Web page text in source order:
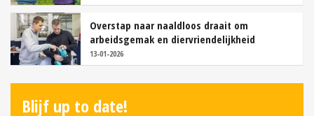
Overstap naar naaldloos draait om
arbeidsgemak en diervriendelijkheid
13-01-2026
Blijf up to date!